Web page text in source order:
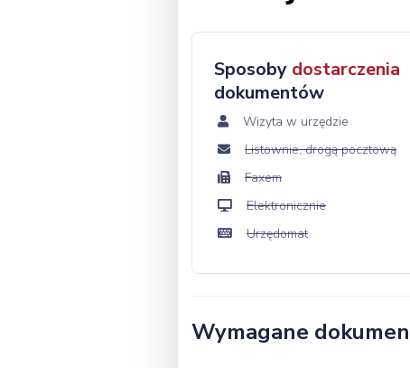
Sposoby dostarczenia
dokumentów
Wizyta w urzędzie
Listownie, drogą pocztową
Faxem
Elektronicznie
Urzędomat
Wymagane